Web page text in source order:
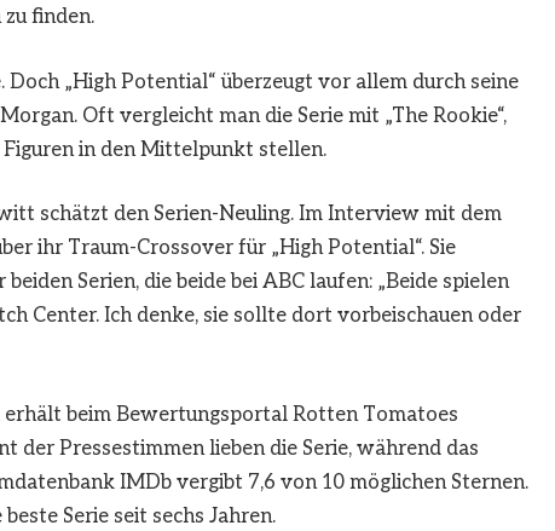
finden.
„High Potential“ überzeugt vor allem durch seine
Oft vergleicht man die Serie mit „The Rookie“,
in den Mittelpunkt stellen.
schätzt den Serien-Neuling. Im Interview mit dem
ihr Traum-Crossover für „High Potential“. Sie
Serien, die beide bei ABC laufen: „Beide spielen
Center. Ich denke, sie sollte dort vorbeischauen oder
beim Bewertungsportal Rotten Tomatoes
der Pressestimmen lieben die Serie, während das
IMDb vergibt 7,6 von 10 möglichen Sternen.
Serie seit sechs Jahren.